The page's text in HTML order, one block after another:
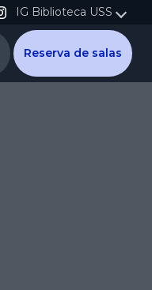
IG Biblioteca USS
Reserva de salas